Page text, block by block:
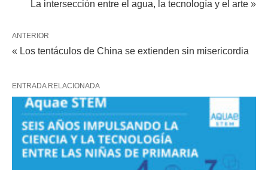
La intersección entre el agua, la tecnología y el arte »
ANTERIOR
« Los tentáculos de China se extienden sin misericordia
ENTRADA RELACIONADA